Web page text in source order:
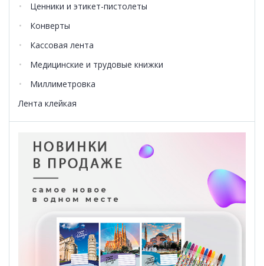
Ценники и этикет-пистолеты
Конверты
Кассовая лента
Медицинские и трудовые книжки
Миллиметровка
Лента клейкая